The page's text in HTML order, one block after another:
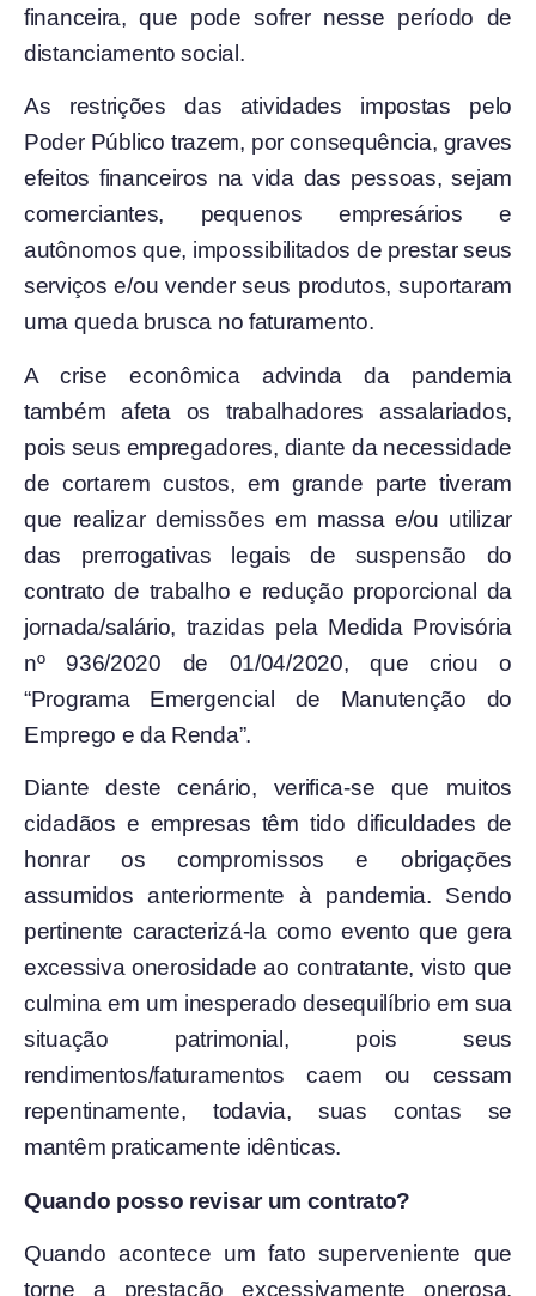
financeira, que pode sofrer nesse período de
distanciamento social.
As restrições das atividades impostas pelo
Poder Público trazem, por consequência, graves
efeitos financeiros na vida das pessoas, sejam
comerciantes, pequenos empresários e
autônomos que, impossibilitados de prestar seus
serviços e/ou vender seus produtos, suportaram
uma queda brusca no faturamento.
A crise econômica advinda da pandemia
também afeta os trabalhadores assalariados,
pois seus empregadores, diante da necessidade
de cortarem custos, em grande parte tiveram
que realizar demissões em massa e/ou utilizar
das prerrogativas legais de suspensão do
contrato de trabalho e redução proporcional da
jornada/salário, trazidas pela Medida Provisória
nº 936/2020 de 01/04/2020, que criou o
“Programa Emergencial de Manutenção do
Emprego e da Renda”.
Diante deste cenário, verifica-se que muitos
cidadãos e empresas têm tido dificuldades de
honrar os compromissos e obrigações
assumidos anteriormente à pandemia. Sendo
pertinente caracterizá-la como evento que gera
excessiva onerosidade ao contratante, visto que
culmina em um inesperado desequilíbrio em sua
situação patrimonial, pois seus
rendimentos/faturamentos caem ou cessam
repentinamente, todavia, suas contas se
mantêm praticamente idênticas.
Quando posso revisar um contrato?
Quando acontece um fato superveniente que
torne a prestação excessivamente onerosa.